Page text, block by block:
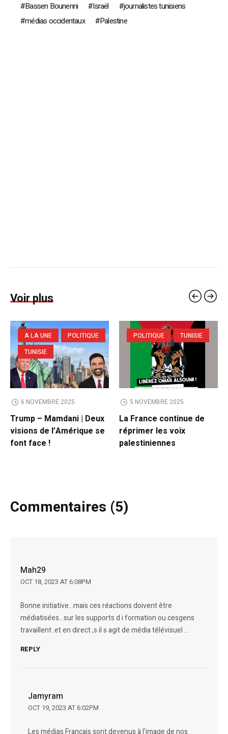
Bassen Bounenni Israël
journalistes tunisiens
médias occidentaux
Palestine
Voir plus
A LA UNE
POLITIQUE
TUNISIE
6 NOVEMBRE 2025
Trump – Mamdani | Deux
visions de l’Amérique se
font face !
POLITIQUE TUNISIE
5 NOVEMBRE 2025
La France continue de
réprimer les voix
palestiniennes
Commentaires (5)
Mah29
OCT 18, 2023 AT 6:08PM
Bonne initiative…mais ces réactions doivent être
médiatisées…sur les supports d i formation ou cesgens
travaillent .et en direct ,s il s agit de média télévisuel …
REPLY
Jamyram
OCT 19, 2023 AT 6:02PM
Les médias Français sont devenus à l’image de nos